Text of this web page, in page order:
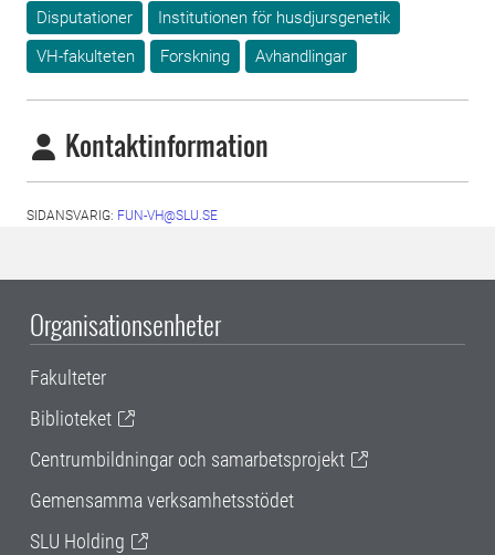
Disputationer
Institutionen för husdjursgenetik
VH-fakulteten
Forskning Avhandlingar
Kontaktinformation
SIDANSVARIG: FUN-VH@SLU.SE
Organisationsenheter
Fakulteter
Biblioteket
Centrumbildningar och samarbetsprojekt
Gemensamma verksamhetsstödet
SLU Holding